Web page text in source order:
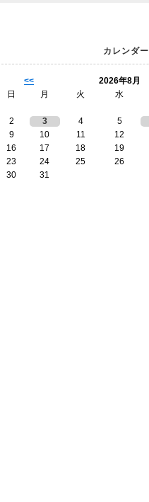
カレンダー
<<
2026年8月
日
月 火 水
2
3 4 5
9
10 11 12
16
17 18 19
23
24 25 26
30
31